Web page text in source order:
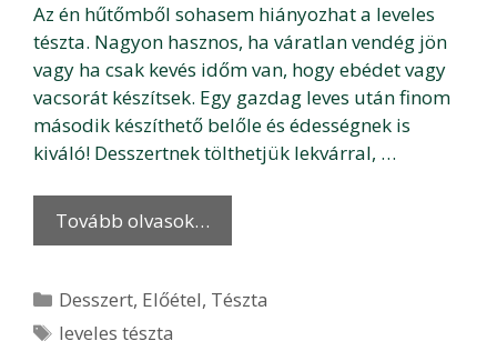
Az én hűtőmből sohasem hiányozhat a leveles
tészta. Nagyon hasznos, ha váratlan vendég jön
vagy ha csak kevés időm van, hogy ebédet vagy
vacsorát készítsek. Egy gazdag leves után finom
második készíthető belőle és édességnek is
kiváló! Desszertnek tölthetjük lekvárral, …
Tovább olvasok…
Kategória
Desszert, Előétel, Tészta
Címkék
leveles tészta